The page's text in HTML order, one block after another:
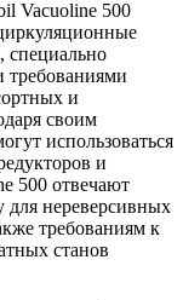
Vacuoline 500
специально
требованиями
и
своим
использоваться
и
500 отвечают
для нереверсивных
требованиям к
станов